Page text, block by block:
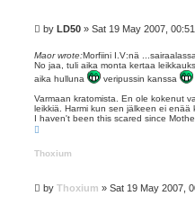
P
s
t
by LD50 » Sat 19 May 2007, 00:51
Maor wrote:Morfiini I.V:nä ...sairaalassa.
No jaa, tuli aika monta kertaa
aika hulluna
veripussin kanssa
Varmaan kratomista. En ole kokenut
leikkiä. Harmi kun sen jälkeen ei enää
I haven't been this scared since
Thoxium
Pby Thoxium » Sat 19 May 2007,